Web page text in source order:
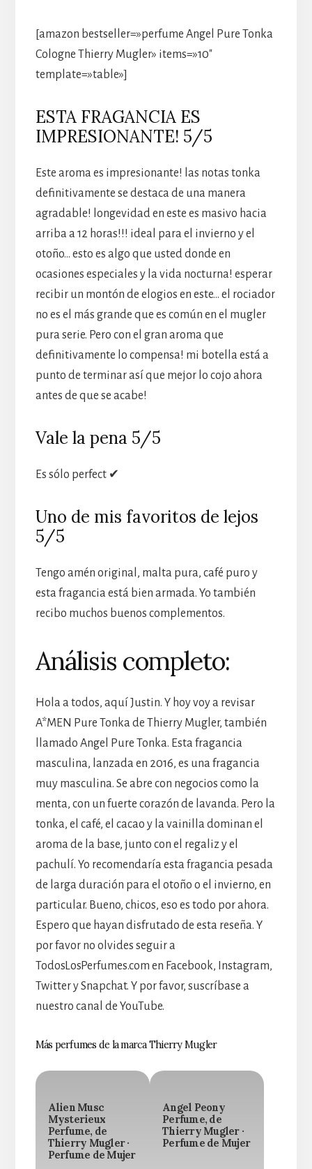
[amazon bestseller=»perfume Angel Pure Tonka
Cologne Thierry Mugler» items=»10″
template=»table»]
ESTA FRAGANCIA ES
IMPRESIONANTE! 5/5
Este aroma es impresionante! las notas tonka
definitivamente se destaca de una manera
agradable! longevidad en este es masivo hacia
arriba a 12 horas!!! ideal para el invierno y el
otoño… esto es algo que usted donde en
ocasiones especiales y la vida nocturna! esperar
recibir un montón de elogios en este… el rociador
no es el más grande que es común en el mugler
pura serie. Pero con el gran aroma que
definitivamente lo compensa! mi botella está a
punto de terminar así que mejor lo cojo ahora
antes de que se acabe!
Vale la pena 5/5
Es sólo perfect ✔
Uno de mis favoritos de lejos
5/5
Tengo amén original, malta pura, café puro y
esta fragancia está bien armada. Yo también
recibo muchos buenos complementos.
Análisis completo:
Hola a todos, aquí Justin. Y hoy voy a revisar
A*MEN Pure Tonka de Thierry Mugler, también
llamado Angel Pure Tonka. Esta fragancia
masculina, lanzada en 2016, es una fragancia
muy masculina. Se abre con negocios como la
menta, con un fuerte corazón de lavanda. Pero la
tonka, el café, el cacao y la vainilla dominan el
aroma de la base, junto con el regaliz y el
pachulí. Yo recomendaría esta fragancia pesada
de larga duración para el otoño o el invierno, en
particular. Bueno, chicos, eso es todo por ahora.
Espero que hayan disfrutado de esta reseña. Y
por favor no olvides seguir a
TodosLosPerfumes.com en Facebook, Instagram,
Twitter y Snapchat. Y por favor, suscríbase a
nuestro canal de YouTube.
Más perfumes de la marca Thierry Mugler
Alien Musc
Mysterieux
Perfume, de
Thierry Mugler ·
Perfume de Mujer
Angel Peony
Perfume, de
Thierry Mugler ·
Perfume de Mujer